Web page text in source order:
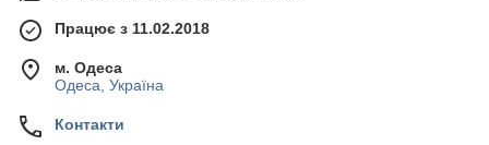
Працює з 11.02.2018
м. Одеса
Одеса, Україна
Контакти